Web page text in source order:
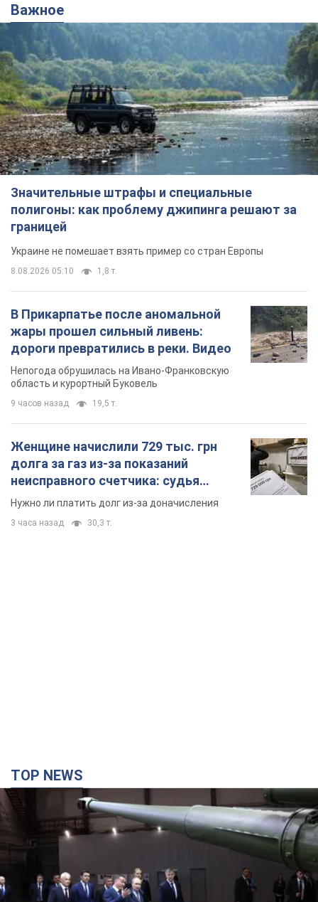
Важное
Значительные штрафы и специальные
полигоны: как проблему джипинга решают за
границей
Украине не помешает взять пример со стран Европы
8.08.2026 05:10 1,8 т.
В Прикарпатье после аномальной
жары прошел сильный ливень:
дороги превратились в реки. Видео
Непогода обрушилась на Ивано-Франковскую
область и курортный Буковель
9 часов назад 19,5 т.
Женщине начислили 729 тыс. грн
долга за газ из-за показаний
неисправного счетчика: судья
вынес неожиданное решение
Нужно ли платить долг из-за доначисления
3 часа назад 30,3 т.
TOP NEWS